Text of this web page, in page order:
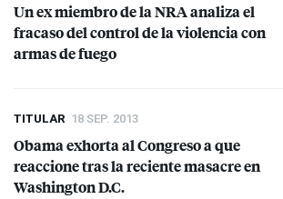
Un ex miembro de laNRAanaliza el
fracaso del control de la violencia con
armas de fuego
TITULAR 18 SEP. 2013
Obama exhorta al Congreso a que
reaccione tras la reciente masacre en
Washington D.C.